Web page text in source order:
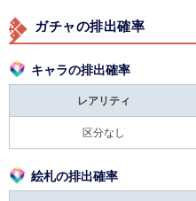
ガチャの排出確率
キャラの排出確率
レアリティ
区分なし
絵札の排出確率